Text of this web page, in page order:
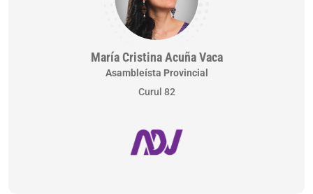
María Cristina Acuña Vaca
Asambleísta Provincial
Curul 82